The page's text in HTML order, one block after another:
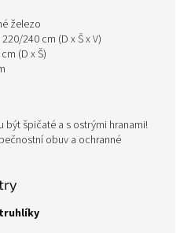
železo
240 cm (D x Š x V)
(D x Š)
být špičaté a s ostrými hranami!
obuv a ochranné